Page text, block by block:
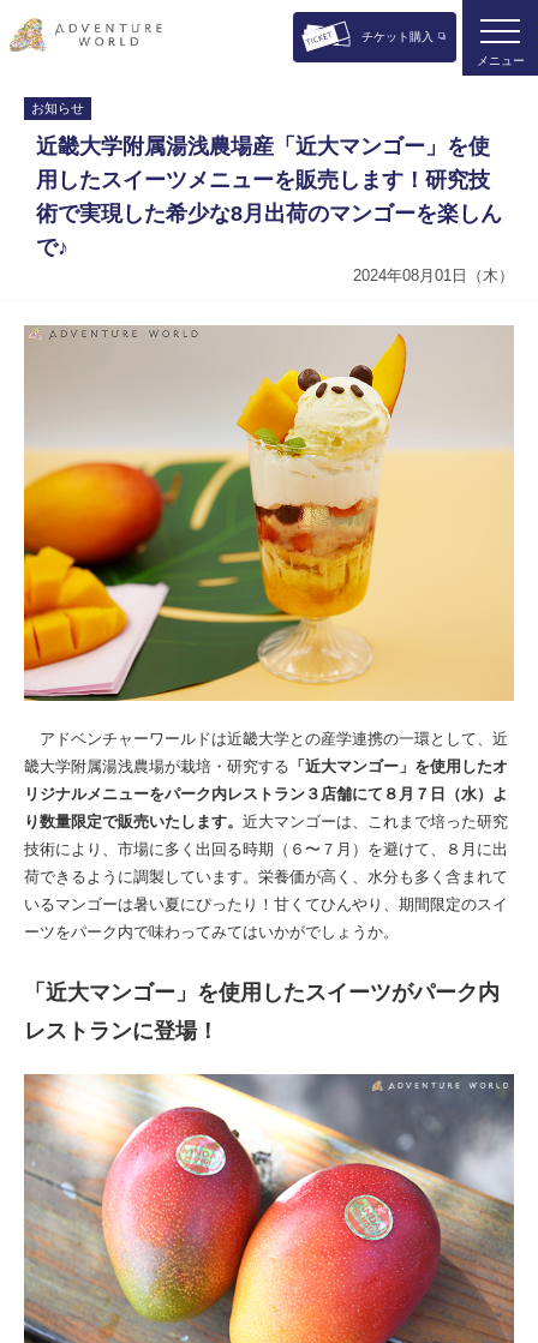
チケット購入
メニュー
お知らせ
近畿大学附属湯浅農場産「近大マンゴー」を使
用したスイーツメニューを販売します！研究技
術で実現した希少な8月出荷のマンゴーを楽しん
で♪
2024年08月01日（木）
アドベンチャーワールドは近畿大学との産学連携の一環として、近
畿大学附属湯浅農場が栽培・研究する 「近大マンゴー」を使用したオ
リジナルメニューをパーク内レストラン３店舗にて８月７日（水）よ
り数量限定で販売いたします。 近大マンゴーは、これまで培った研究
技術により、市場に多く出回る時期（６〜７月）を避けて、８月に出
荷できるように調製しています。栄養価が高く、水分も多く含まれて
いるマンゴーは暑い夏にぴったり！甘くてひんやり、期間限定のスイ
ーツをパーク内で味わってみてはいかがでしょうか。
「近大マンゴー」を使用したスイーツがパーク内
レストランに登場！